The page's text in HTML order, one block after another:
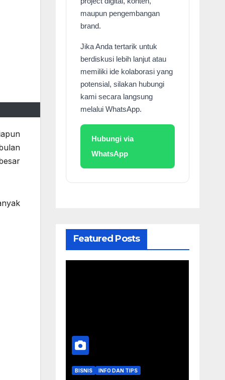
maupun pengembangan
brand.
Jika Anda tertarik untuk
berdiskusi lebih lanjut atau
memiliki ide kolaborasi yang
potensial, silakan hubungi
kami secara langsung
melalui WhatsApp.
Hubungi via
WhatsApp
Featured Posts
BISNIS INFO DAN TIPS